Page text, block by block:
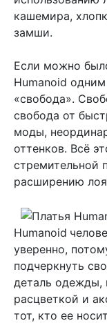
кашемира,
замши.
Если можно
Humanoid
«свобода».
свобода от
моды,
оттенков. Всё
стремительной
расширению
Humanoid
уверенно,
подчеркнуть
деталь одежды,
расцветкой и
тот, кто ее